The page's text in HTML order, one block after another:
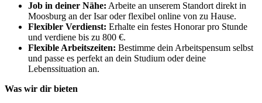
Job in deiner Nähe: Arbeite an unserem Standort direkt in
Moosburg an der Isar oder flexibel online von zu Hause.
Flexibler Verdienst: Erhalte ein festes Honorar pro Stunde
und verdiene bis zu 800 €.
Flexible Arbeitszeiten: Bestimme dein Arbeitspensum selbst
und passe es perfekt an dein Studium oder deine
Lebenssituation an.
Was wir dir bieten